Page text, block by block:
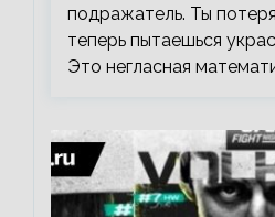
подражатель. Ты
теперь пытаешься
Это негласная